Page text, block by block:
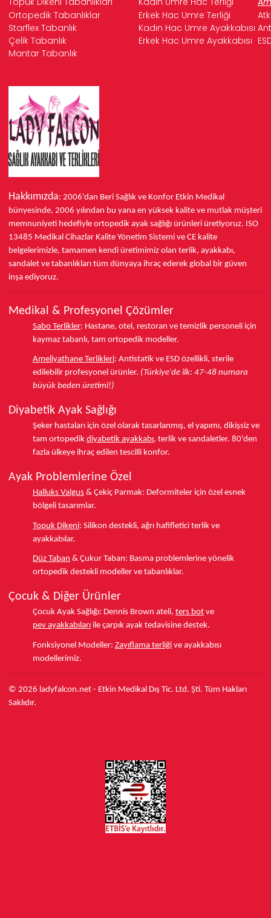
Ortopedik Tabanlıklar
Erkek Hac Umre Terliği
Starflex Tabanlık
Kadın Hac Umre Ayakkabısı
Çelik Tabanlık
Erkek Hac Umre Ayakkabısı
Mantar Tabanlık
Hakkımızda: 2006'dan Beri Sağlık ve Konfor Etkin Medikal
bünyesinde, 2006 yılından bu yana en yüksek kalite ve mutlak müşteri
memnuniyeti hedefiyle ortopedik ayak sağlığı ürünleri üretiyoruz. ISO
13485 Medikal Cihazlar Kalite Yönetim Sistemi ve CE kalite
belgelerimizle, tamamen kendi üretimimiz olan terlik, ayakkabı,
sandalet ve tabanlıkları tüm dünyaya ihraç ederek global bir güven
inşa ediyoruz.
Medikal & Profesyonel Çözümler
Sabo Terlikler: Hastane, otel, restoran ve temizlik personeli için
kaymaz tabanlı, tam ortopedik modeller.
Ameliyathane Terlikleri: Antistatik ve ESD özellikli, sterile
edilebilir profesyonel ürünler. (Türkiye'de ilk: 47-48 numara
büyük beden üretimi!)
Diyabetik Ayak Sağlığı
Şeker hastaları için özel olarak tasarlanmış, el yapımı, dikişsiz ve
tam ortopedik diyabetik ayakkabı, terlik ve sandaletler. 80'den
fazla ülkeye ihraç edilen tescilli konfor.
Ayak Problemlerine Özel
Halluks Valgus & Çekiç Parmak: Deformiteler için özel esnek
bölgeli tasarımlar.
Topuk Dikeni: Silikon destekli, ağrı hafifletici terlik ve
ayakkabılar.
Düz Taban & Çukur Taban: Basma problemlerine yönelik
ortopedik destekli modeller ve tabanlıklar.
Çocuk & Diğer Ürünler
Çocuk Ayak Sağlığı: Dennis Brown ateli, ters bot ve
pev ayakkabıları ile çarpık ayak tedavisine destek.
Fonksiyonel Modeller: Zayıflama terliği ve ayakkabısı
modellerimiz.
© 2026 ladyfalcon.net - Etkin Medikal Dış Tic. Ltd. Şti. Tüm Hakları
Saklıdır.